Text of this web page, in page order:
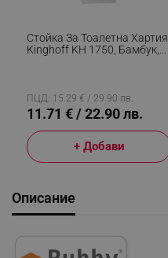
Стойка За Тоалетна Хартия
Kinghoff KH 1750, Бамбук,
ПЦД: 15.29 € / 29.90 лв.
11.71 € / 22.90 лв.
+ Добави
Описание